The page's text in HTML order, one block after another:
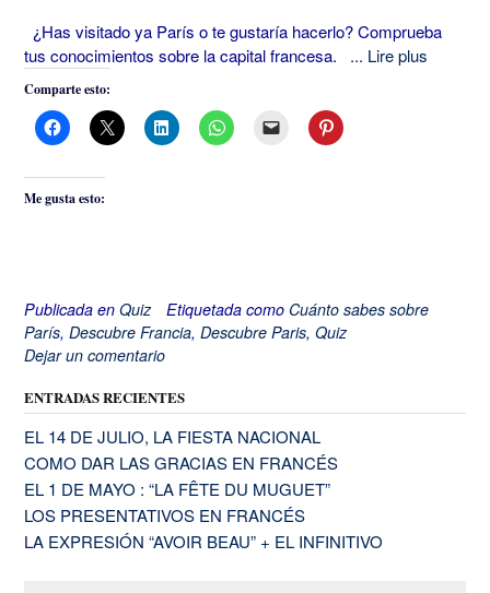
¿Has visitado ya París o te gustaría hacerlo? Comprueba
tus conocimientos sobre la capital francesa. ... Lire plus
Comparte esto:
Me gusta esto:
Publicada en Quiz Etiquetada como Cuánto sabes sobre
París, Descubre Francia, Descubre Paris, Quiz
Dejar un comentario
ENTRADAS RECIENTES
EL 14 DE JULIO, LA FIESTA NACIONAL
COMO DAR LAS GRACIAS EN FRANCÉS
EL 1 DE MAYO : “LA FÊTE DU MUGUET”
LOS PRESENTATIVOS EN FRANCÉS
LA EXPRESIÓN “AVOIR BEAU” + EL INFINITIVO